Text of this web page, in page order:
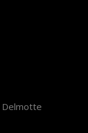
Delmotte